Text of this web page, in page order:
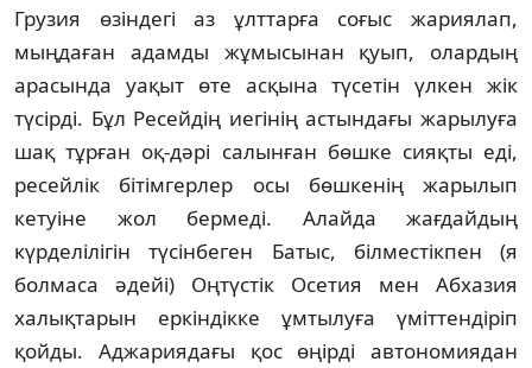
Грузия өзiндегi аз ұлттарға соғыс жариялап,
мыңдаған адамды жұмысынан қуып, олардың
арасында уақыт өте асқына түсетiн үлкен жiк
түсiрдi. Бұл Ресейдiң иегiнiң астындағы жарылуға
шақ тұрған оқ-дәрi салынған бөшке сияқты едi,
ресейлiк бiтiмгерлер осы бөшкенiң жарылып
кетуiне жол бермедi. Алайда жағдайдың
күрделiлiгiн түсiнбеген Батыс, бiлместiкпен (я
болмаса әдейi) Оңтүстiк Осетия мен Абхазия
халықтарын еркiндiкке ұмтылуға үмiттендiрiп
қойды. Аджариядағы қос өңiрдi автономиядан